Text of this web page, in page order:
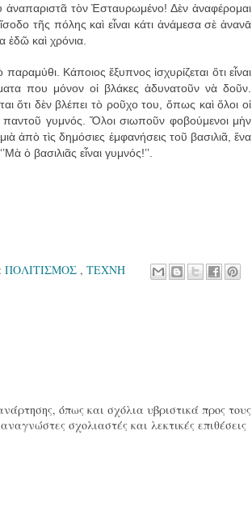
τὸν Ἐσταυρωμένο! Δὲν ἀναφέρομαι
τῆς πόλης καὶ εἶναι κάτι ἀνάμεσα σὲ ἀνανᾱ
ἐδῶ καὶ χρόνια.
Κάποιος ἔξυπνος ἰσχυρίζεται ὅτι εἶναι
που μόνον οἱ βλάκες ἀδυνατοῦν νὰ δοῦν.
ὅτι δὲν βλέπει τὸ ροῦχο του, ὅπως καὶ ὅλοι οἱ
παντοῦ γυμνός. Ὅλοι σιωποῦν φοβούμενοι μὴν
ἀπὸ τὶς δημόσιες ἐμφανήσεις τοῦ βασιλιᾶ, ἕνα
ὁ βασιλιᾶς εἶναι γυμνός!’’.
ΠΟΛΙΤΙΣΜΟΣ , ΤΕΧΝΗ
όπως και σχόλια υβριστικά προς τους
σχολιαστές και λεκτικές επιθέσεις